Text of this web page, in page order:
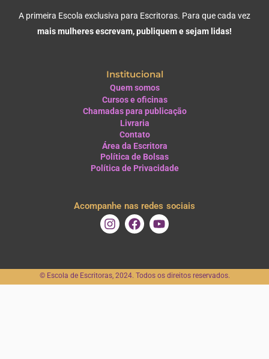
A primeira Escola exclusiva para Escritoras. Para que cada vez
mais mulheres escrevam, publiquem e sejam lidas!
Institucional
Quem somos
Cursos e oficinas
Chamadas para publicação
Livraria
Contato
Área da Escritora
Política de Bolsas
Política de Privacidade
Acompanhe nas redes sociais
I
n
a
g
F
a
b
o
Y
o
u
b
©️ Escola de Escritoras, 2024. Todos os direitos reservados.